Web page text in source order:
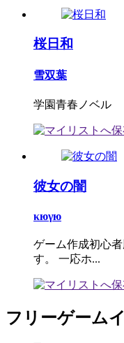
桜日和
雪双葉
学園青春ノベル
彼女の闇
κюγю
ゲーム作成初心
す。 一応ホ...
フリーゲーム